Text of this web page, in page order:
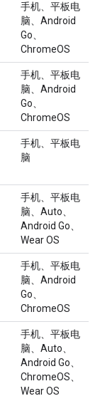
手机、平板电
脑、Android
Go、
ChromeOS
手机、平板电
脑、Android
Go、
ChromeOS
手机、平板电
脑
手机、平板电
脑、Auto、
Android Go、
Wear OS
手机、平板电
脑、Android
Go、
ChromeOS
手机、平板电
脑、Auto、
Android Go、
ChromeOS、
Wear OS